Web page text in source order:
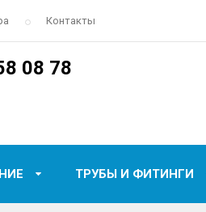
Контакты
08 78
ТРУБЫ И ФИТИНГИ